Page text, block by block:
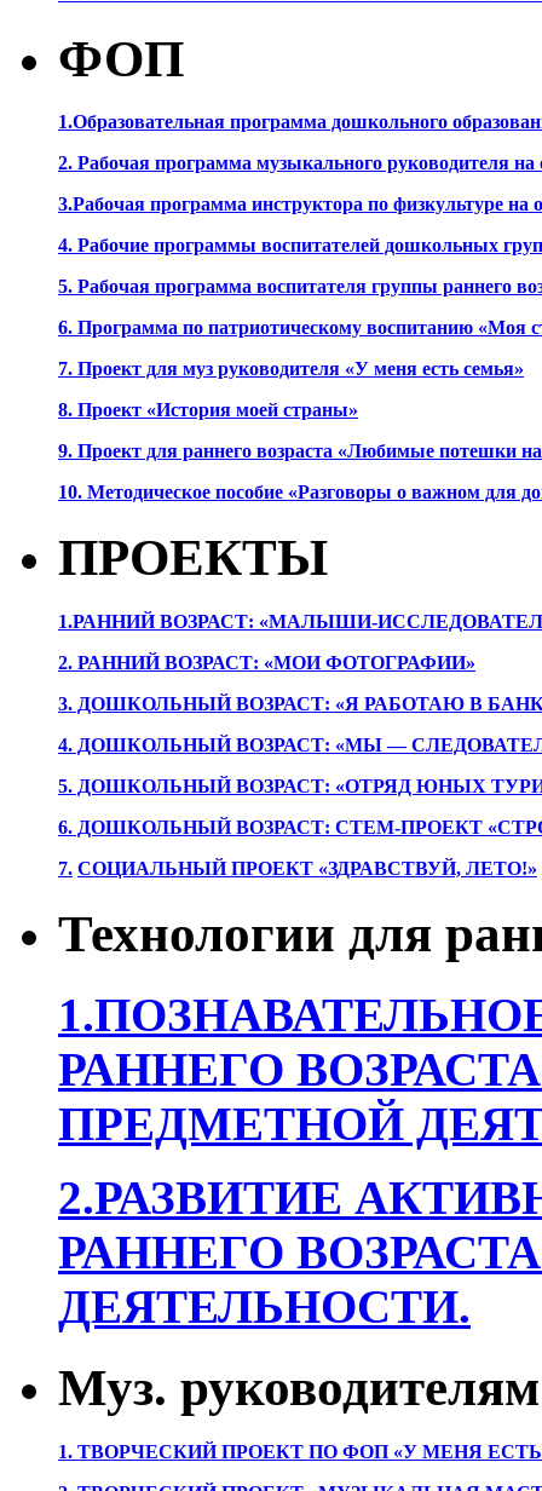
ФОП
1.Образовательная программа дошкольного
2. Рабочая программа музыкального руководителя
3.Рабочая программа инструктора по физкультуре
4. Рабочие программы воспитателей дошкольных
5. Рабочая программа воспитателя группы раннего
6. Программа по патриотическому воспитанию «Моя
7. Проект для муз руководителя «У меня есть семья»
8. Проект «История моей страны»
9. Проект для раннего возраста «Любимые потешки
10. Методическое пособие «Разговоры о важном для
ПРОЕКТЫ
1.РАННИЙ ВОЗРАСТ: «МАЛЫШИ-
2. РАННИЙ ВОЗРАСТ: «МОИ ФОТОГРАФИИ»
3. ДОШКОЛЬНЫЙ ВОЗРАСТ: «Я РАБОТАЮ В
4. ДОШКОЛЬНЫЙ ВОЗРАСТ: «МЫ —
5. ДОШКОЛЬНЫЙ ВОЗРАСТ: «ОТРЯД ЮНЫХ
6. ДОШКОЛЬНЫЙ ВОЗРАСТ: СТЕМ-ПРОЕКТ
7. СОЦИАЛЬНЫЙ ПРОЕКТ «ЗДРАВСТВУЙ, ЛЕТО!»
Технологии для
РАННЕГО
ПРЕДМЕТНОЙ
2.РАЗВИТИЕ
РАННЕГО
ДЕЯТЕЛЬНОСТИ.
Муз. руководителям
1. ТВОРЧЕСКИЙ ПРОЕКТ ПО ФОП «У МЕНЯ